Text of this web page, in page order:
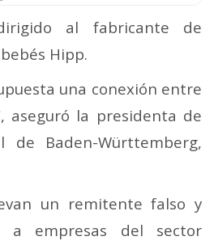
al fabricante de
Hipp.
una conexión entre
aseguró la presidenta de
de Baden-Württemberg,
un remitente falso y
a empresas del sector